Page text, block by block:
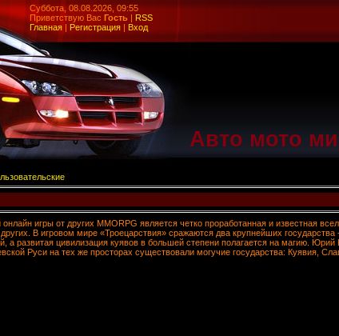
Суббота, 08.08.2026, 09:55
Приветствую Вас Гость | RSS
Главная | Регистрация | Вход
Авто мото
игры от других MMORPG является четко проработанная и известная
В игровом мире «Троецарствия» сражаются два крупнейших
а развитая цивилизация куявов в большей степени полагается на магию.
Руси на тех же просторах существовали могучие государства: Куявия,